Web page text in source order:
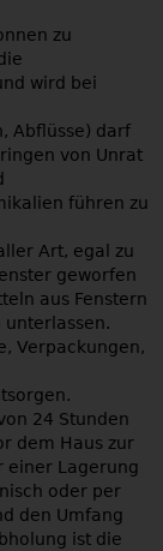
zu
wird bei
Abflüsse) darf
von Unrat
führen zu
Art, egal zu
geworfen
aus Fenstern
unterlassen.
Verpackungen,
24 Stunden
dem Haus zur
einer Lagerung
oder per
den Umfang
ist die